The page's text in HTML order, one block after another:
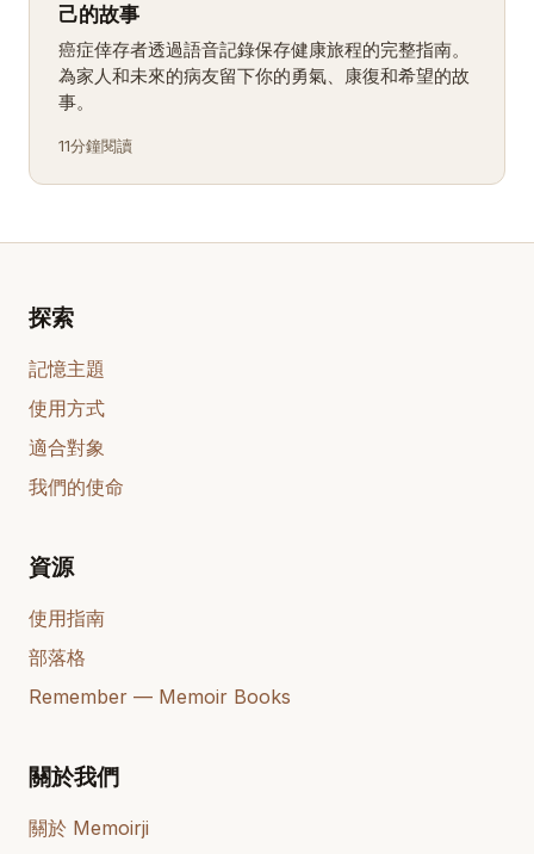
己的故事
癌症倖存者透過語音記錄保存健康旅程的完整指南。
為家人和未來的病友留下你的勇氣、康復和希望的故
事。
11分鐘閱讀
探索
記憶主題
使用方式
適合對象
我們的使命
資源
使用指南
部落格
Remember — Memoir Books
關於我們
關於 Memoirji